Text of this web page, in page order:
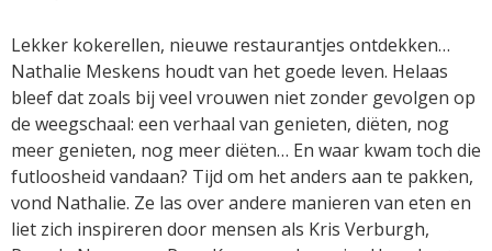
Lekker kokerellen, nieuwe restaurantjes ontdekken…
Nathalie Meskens houdt van het goede leven. Helaas
bleef dat zoals bij veel vrouwen niet zonder gevolgen op
de weegschaal: een verhaal van genieten, diëten, nog
meer genieten, nog meer diëten… En waar kwam toch die
futloosheid vandaan? Tijd om het anders aan te pakken,
vond Nathalie. Ze las over andere manieren van eten en
liet zich inspireren door mensen als Kris Verburgh,